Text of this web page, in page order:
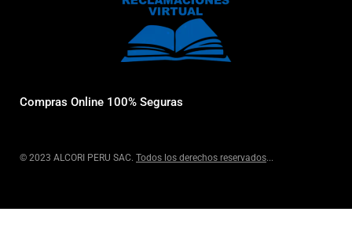
Compras Online 100% Seguras
© 2023 ALCORI PERU SAC. Todos los derechos reservados...